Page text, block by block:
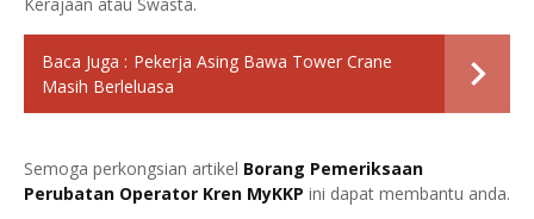
Baca Juga : Pekerja Asing Bawa Tower Crane
Masih Berleluasa
Semoga perkongsian artikel Borang Pemeriksaan
Perubatan Operator Kren MyKKP ini dapat membantu anda.